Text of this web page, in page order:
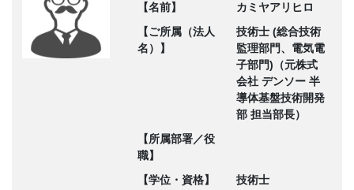
【名前】
カミヤアリヒロ
【ご所属（法人
名）】
技術士 (総合技術
監理部門、電気電
子部門)（元株式
会社 デンソー 半
導体基盤技術開発
部 担当部長）
【所属部署／役
職】
【学位・資格】
技術士